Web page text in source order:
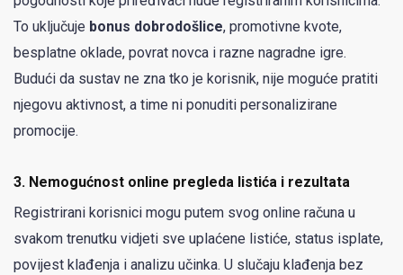
To uključuje bonus dobrodošlice, promotivne kvote,
besplatne oklade, povrat novca i razne nagradne igre.
Budući da sustav ne zna tko je korisnik, nije moguće pratiti
njegovu aktivnost, a time ni ponuditi personalizirane
promocije.
3. Nemogućnost online pregleda listića i rezultata
Registrirani korisnici mogu putem svog online računa u
svakom trenutku vidjeti sve uplaćene listiće, status isplate,
povijest klađenja i analizu učinka. U slučaju klađenja bez